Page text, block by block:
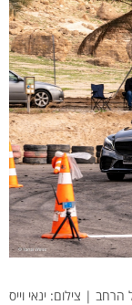
| צילום: ינאי וייס